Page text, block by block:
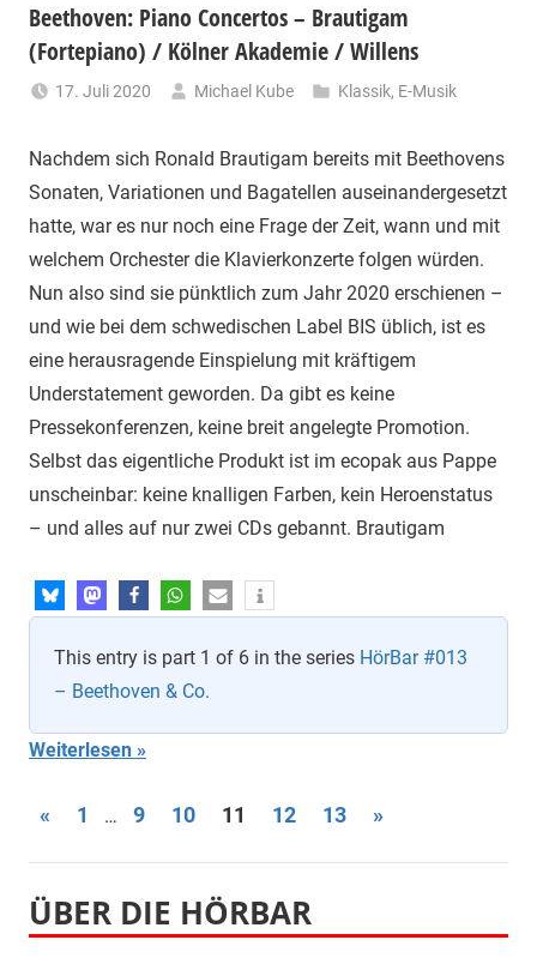
Beethoven: Piano Concertos – Brautigam
(Fortepiano) / Kölner Akademie / Willens
17. Juli 2020 Michael Kube Klassik, E-Musik
Nachdem sich Ronald Brautigam bereits mit Beethovens
Sonaten, Variationen und Bagatellen auseinandergesetzt
hatte, war es nur noch eine Frage der Zeit, wann und mit
welchem Orchester die Klavierkonzerte folgen würden.
Nun also sind sie pünktlich zum Jahr 2020 erschienen –
und wie bei dem schwedischen Label BIS üblich, ist es
eine herausragende Einspielung mit kräftigem
Understatement geworden. Da gibt es keine
Pressekonferenzen, keine breit angelegte Promotion.
Selbst das eigentliche Produkt ist im ecopak aus Pappe
unscheinbar: keine knalligen Farben, kein Heroenstatus
– und alles auf nur zwei CDs gebannt. Brautigam
This entry is part 1 of 6 in the series HörBar #013
– Beethoven & Co.
Weiterlesen
Seitennummerierung
der
Beiträge
« Vorherige
1 … 9 10 11 12 13
Nächste
»
ÜBER DIE HÖRBAR